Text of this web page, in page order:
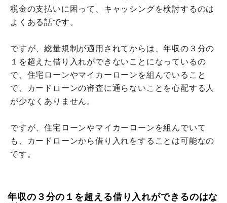
税金の支払いに困って、キャッシングを検討するのは
よくある話です。
ですが、総量規制が適用されてからは、年収の３分の
１を超えた借り入れができないことになっているの
で、住宅ローンやマイカーローンを組んでいること
で、カードローンの審査に通らないことを心配する人
が少なくありません。
ですが、住宅ローンやマイカーローンを組んでいて
も、カードローンから借り入れをすることは可能なの
です。
年収の３分の１を超える借り入れができるのはな